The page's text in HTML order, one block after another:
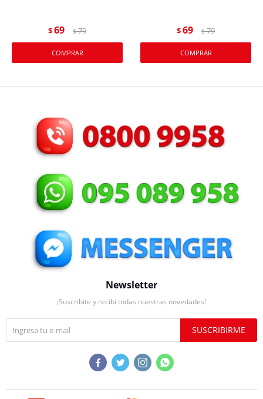
$69 $ 79 $69 $ 79
Newsletter
¡Suscribite y recibí todas nuestras novedades!
SUSCRIBIRME
   